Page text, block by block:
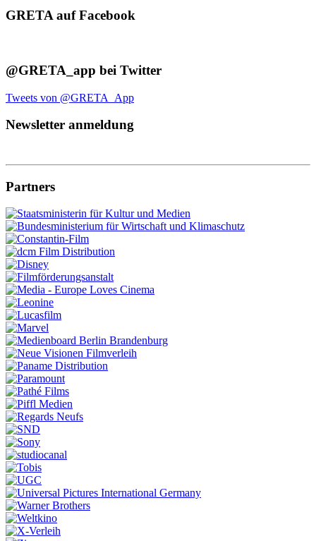
GRETA auf Facebook
@GRETA_app bei Twitter
Tweets von @GRETA_App
Newsletter anmeldung
Partners